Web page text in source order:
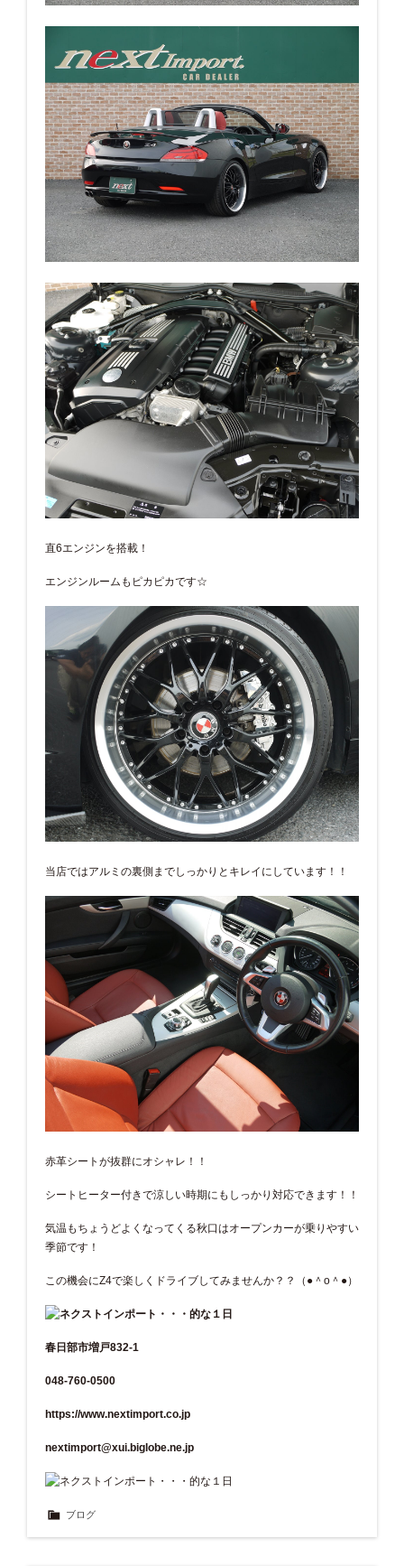
直6エンジンを搭載！
エンジンルームもピカピカです☆
当店ではアルミの裏側までしっかりとキレイにしています！！
赤革シートが抜群にオシャレ！！
シートヒーター付きで涼しい時期にもしっかり対応できます！！
気温もちょうどよくなってくる秋口はオープンカーが乗りやすい
季節です！
この機会にZ4で楽しくドライブしてみませんか？？（●＾o＾●）
春日部市増戸832-1
048-760-0500
https://www.nextimport.co.jp
nextimport@xui.biglobe.ne.jp
ブログ